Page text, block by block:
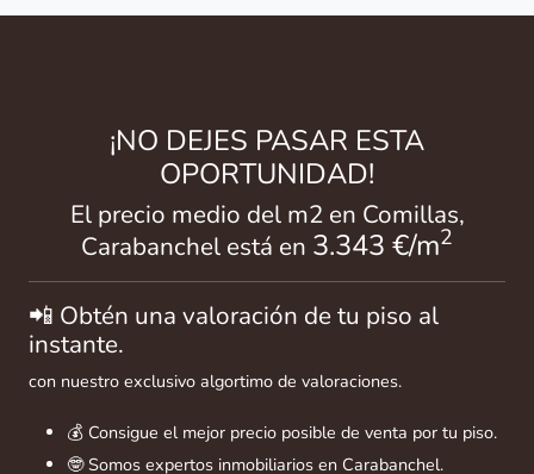
¡NO DEJES PASAR ESTA
OPORTUNIDAD!
El precio medio del m2 en Comillas,
Carabanchel está en 3.343 €/m2
📲 Obtén una valoración de tu piso al
instante.
con nuestro exclusivo algortimo de valoraciones.
💰 Consigue el mejor precio posible de venta por tu piso.
🤓 Somos expertos inmobiliarios en Carabanchel.